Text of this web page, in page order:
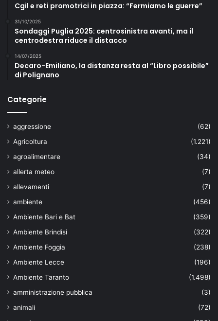
Cgil e reti promotrici in piazza: “Fermiamo le guerre”
31/10/2025
Sondaggi Puglia 2025: centrosinistra avanti, ma il
centrodestra riduce il distacco
14/07/2025
Decaro-Emiliano, la distanza resta al “Libro possibile”
di Polignano
Categorie
aggressione
(62)
Agricoltura
(1.221)
agroalimentare
(34)
allerta meteo
(7)
allevamenti
(7)
ambiente
(456)
Ambiente Bari e Bat
(359)
Ambiente Brindisi
(322)
Ambiente Foggia
(238)
Ambiente Lecce
(196)
Ambiente Taranto
(1.498)
amministrazione pubblica
(3)
animali
(72)